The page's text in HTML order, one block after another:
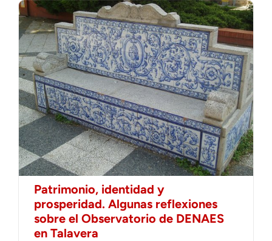
Patrimonio, identidad y
prosperidad. Algunas reflexiones
sobre el Observatorio de DENAES
en Talavera